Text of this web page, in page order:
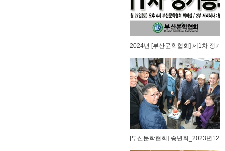
2024년 [부산문학협회] 제1차 정기
[부산문학협회] 송년회_2023년12